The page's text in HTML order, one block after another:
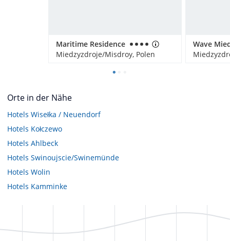
Maritime Residence
Miedzyzdroje/Misdroy, Polen
Orte in der Nähe
Hotels Wisełka / Neuendorf
Hotels Kołczewo
Hotels Ahlbeck
Hotels Swinoujscie/Swinemünde
Hotels Wolin
Hotels Kamminke